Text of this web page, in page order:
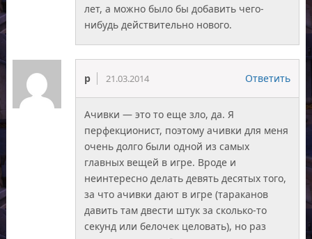
лет, а можно было бы добавить чего-
нибудь действительно нового.
p 21.03.2014 Ответить
Ачивки — это то еще зло, да. Я
перфекционист, поэтому ачивки для меня
очень долго были одной из самых
главных вещей в игре. Вроде и
неинтересно делать девять десятых того,
за что ачивки дают в игре (тараканов
давить там двести штук за сколько-то
секунд или белочек целовать), но раз